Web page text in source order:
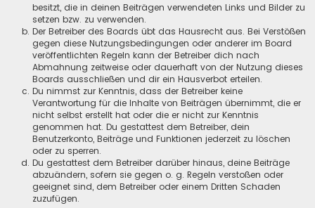
besitzt, die in deinen Beiträgen verwendeten Links und Bilder zu
setzen bzw. zu verwenden.
Der Betreiber des Boards übt das Hausrecht aus. Bei Verstößen
gegen diese Nutzungsbedingungen oder anderer im Board
veröffentlichten Regeln kann der Betreiber dich nach
Abmahnung zeitweise oder dauerhaft von der Nutzung dieses
Boards ausschließen und dir ein Hausverbot erteilen.
Du nimmst zur Kenntnis, dass der Betreiber keine
Verantwortung für die Inhalte von Beiträgen übernimmt, die er
nicht selbst erstellt hat oder die er nicht zur Kenntnis
genommen hat. Du gestattest dem Betreiber, dein
Benutzerkonto, Beiträge und Funktionen jederzeit zu löschen
oder zu sperren.
Du gestattest dem Betreiber darüber hinaus, deine Beiträge
abzuändern, sofern sie gegen o. g. Regeln verstoßen oder
geeignet sind, dem Betreiber oder einem Dritten Schaden
zuzufügen.